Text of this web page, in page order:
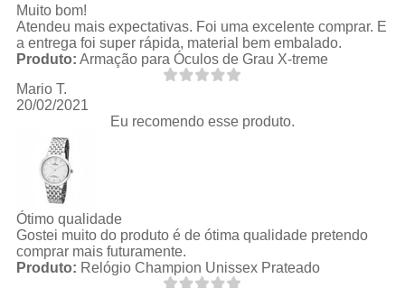
Muito bom!
Atendeu mais expectativas. Foi uma excelente comprar. E
a entrega foi super rápida, material bem embalado.
Produto: Armação para Óculos de Grau X-treme
Mario T.
20/02/2021
Eu recomendo esse produto.
Ótimo qualidade
Gostei muito do produto é de ótima qualidade pretendo
comprar mais futuramente.
Produto: Relógio Champion Unissex Prateado